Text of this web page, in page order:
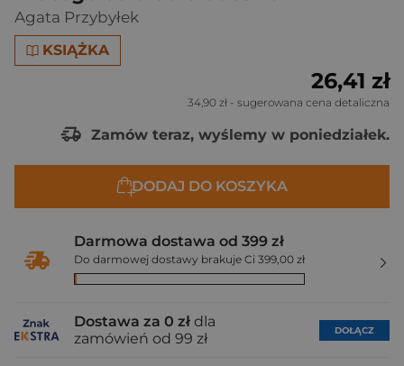
Agata Przybyłek
KSIĄŻKA
26,41 zł
34,90 zł - sugerowana cena detaliczna
Zamów teraz, wyślemy w poniedziałek.
DODAJ DO KOSZYKA
Darmowa dostawa od 399 zł
Do darmowej dostawy brakuje Ci 399,00 zł
Dostawa za 0 zł dla
zamówień od 99 zł
DOŁĄCZ